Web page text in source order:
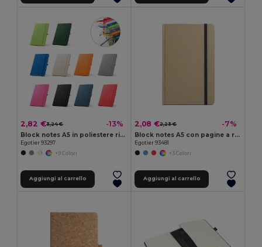
2,82 €3,24 € -13%
Block notes A5 in poliestere riciclato (100% rPET) con fogli a righe
Egotier 93297
+9 Colori
Aggiungi al carrello
2,08 €2,23 € -7%
Block notes A5 con pagine a righe
Egotier 93481
+3 Colori
Aggiungi al carrello